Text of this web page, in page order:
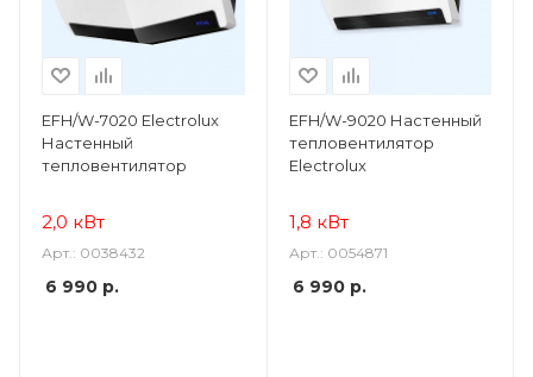
EFH/W-7020 Electrolux
Настенный
тепловентилятор
2,0 кВт
Арт.: 0038432
6 990 р.
EFH/W-9020 Настенный
тепловентилятор
Electrolux
1,8 кВт
Арт.: 0054871
6 990р.